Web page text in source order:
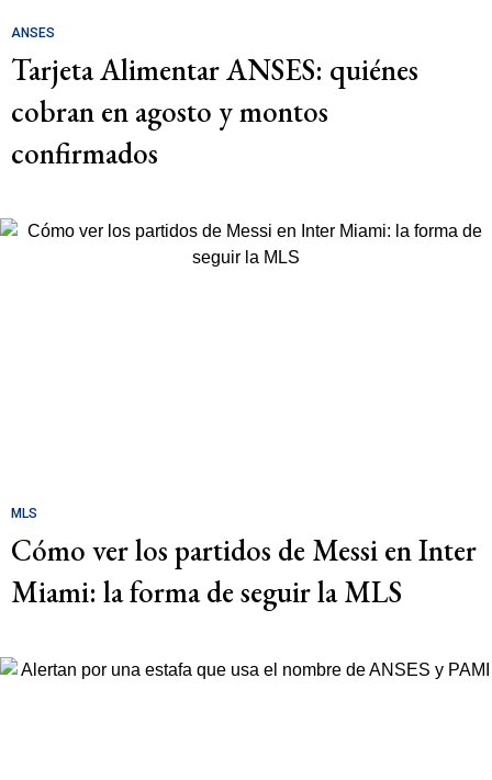
ANSES
Tarjeta Alimentar ANSES: quiénes
cobran en agosto y montos
confirmados
MLS
Cómo ver los partidos de Messi en Inter
Miami: la forma de seguir la MLS